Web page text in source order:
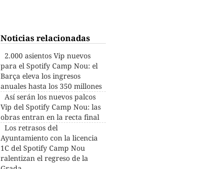
Noticias relacionadas
2.000 asientos Vip nuevos
para el Spotify Camp Nou: el
Barça eleva los ingresos
anuales hasta los 350 millones
Así serán los nuevos palcos
Vip del Spotify Camp Nou: las
obras entran en la recta final
Los retrasos del
Ayuntamiento con la licencia
1C del Spotify Camp Nou
ralentizan el regreso de la